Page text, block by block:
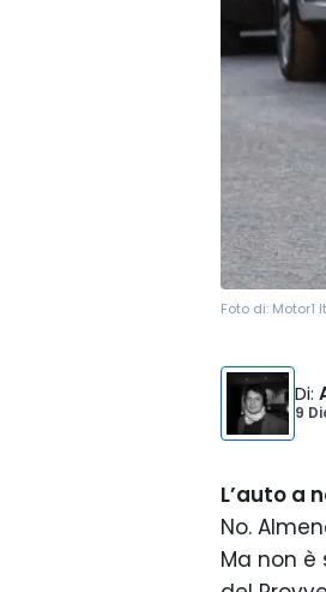
Foto di: Motor1
Di:
9
L’auto a
No.
Ma non è